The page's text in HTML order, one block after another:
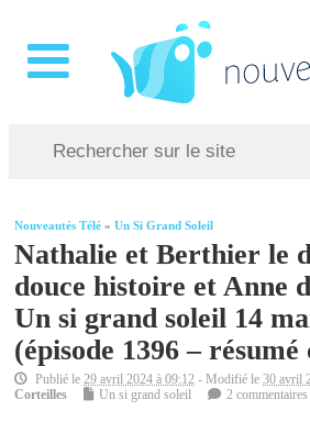
Nouveautés Télé »Un Si Grand Soleil
Nathalie et Berthier le
douce histoire et Anne
Un si grand soleil 14
(épisode 1396 –
Publié le29 avril 2024 à 09:12 - Modifié le30 avril
Corteilles
Un si grand soleil 2 commentaires